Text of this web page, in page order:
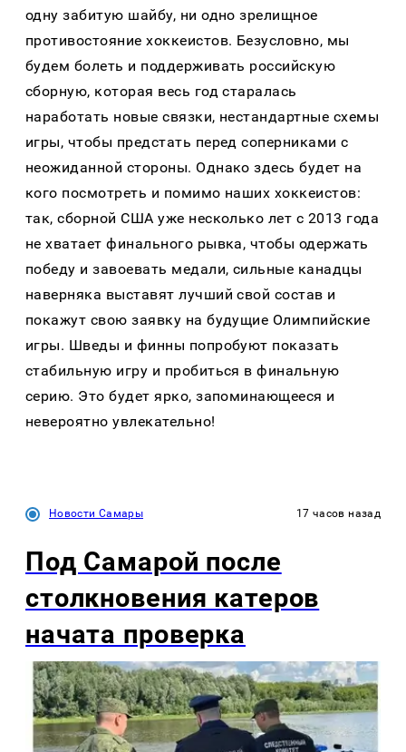
одну забитую шайбу, ни одно зрелищное
противостояние хоккеистов. Безусловно, мы
будем болеть и поддерживать российскую
сборную, которая весь год старалась
наработать новые связки, нестандартные схемы
игры, чтобы предстать перед соперниками с
неожиданной стороны. Однако здесь будет на
кого посмотреть и помимо наших хоккеистов:
так, сборной США уже несколько лет с 2013 года
не хватает финального рывка, чтобы одержать
победу и завоевать медали, сильные канадцы
наверняка выставят лучший свой состав и
покажут свою заявку на будущие Олимпийские
игры. Шведы и финны попробуют показать
стабильную игру и пробиться в финальную
серию. Это будет ярко, запоминающееся и
невероятно увлекательно!
Новости Самары 17 часов назад
Под Самарой после
столкновения катеров
начата проверка